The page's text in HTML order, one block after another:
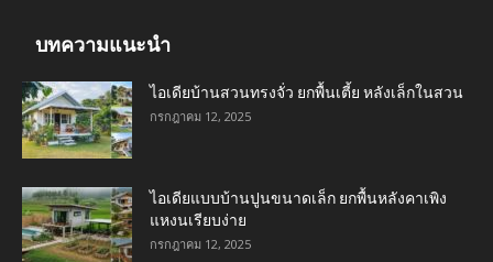
บทความแนะนำ
ไอเดียบ้านสวนทรงจั่ว ยกพื้นเตี้ย หลังเล็กในสวน
กรกฎาคม 12, 2025
ไอเดียแบบบ้านปูนขนาดเล็ก ยกพื้นหลังคาเพิง
แหงนเรียบง่าย
กรกฎาคม 12, 2025